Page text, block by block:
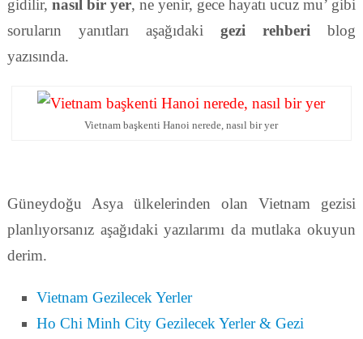
gidilir, nasıl bir yer, ne yenir, gece hayatı ucuz mu’ gibi
soruların yanıtları aşağıdaki gezi rehberi blog
yazısında.
Vietnam başkenti Hanoi nerede, nasıl bir yer
Güneydoğu Asya ülkelerinden olan Vietnam gezisi
planlıyorsanız aşağıdaki yazılarımı da mutlaka okuyun
derim.
Vietnam Gezilecek Yerler
Ho Chi Minh City Gezilecek Yerler & Gezi